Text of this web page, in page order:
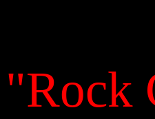
"Rock